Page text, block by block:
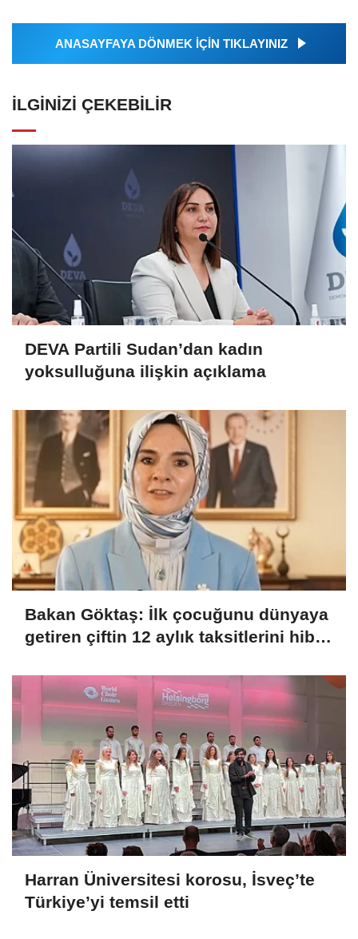
ANASAYFAYA DÖNMEK İÇİN TIKLAYINIZ
İLGINIZI ÇEKEBILIR
DEVA Partili Sudan’dan kadın
yoksulluğuna ilişkin açıklama
Bakan Göktaş: İlk çocuğunu dünyaya
getiren çiftin 12 aylık taksitlerini hibe
Harran Üniversitesi korosu, İsveç’te
Türkiye’yi temsil etti